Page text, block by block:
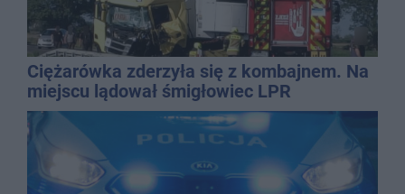
Ciężarówka zderzyła się z kombajnem. Na
miejscu lądował śmigłowiec LPR